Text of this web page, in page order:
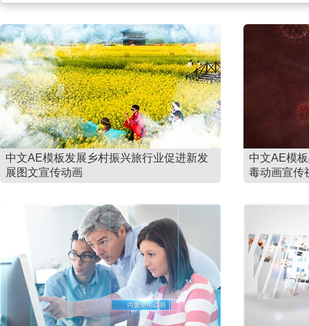
中文AE模板发展乡村振兴旅行业促进新发
展图文宣传动画
中文AE模
毒动画宣传